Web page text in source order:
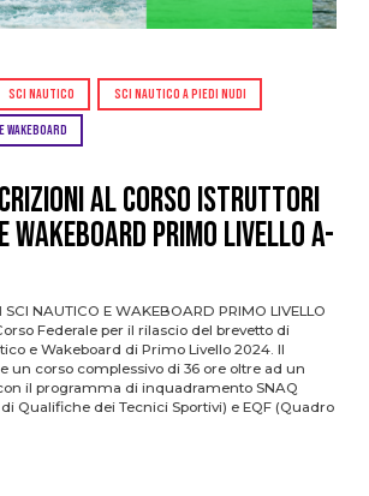
SCI NAUTICO SCI NAUTICO A PIEDI NUDI
WAKEBOARD
AL CORSO ISTRUTTORI
WAKEBOARD PRIMO LIVELLO A-
SCI NAUTICO E WAKEBOARD PRIMO LIVELLO
Federale per il rilascio del brevetto di
e Wakeboard di Primo Livello 2024. Il
un corso complessivo di 36 ore oltre ad un
il programma di inquadramento SNAQ
Qualifiche dei Tecnici Sportivi) e EQF (Quadro